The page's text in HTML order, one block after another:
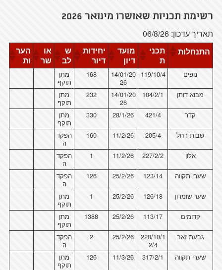
רשימת תכניות שאושרו מינואר 2026
תאריך עדכון: 06/8/26
התנחלות
תכני
ת
מועד
דיון
יחידות
דיור
ש
לב
או
שר
הער
ות
נופים 119/10/4
14/01/20
26
168
מתן
תוקף
מבוא דותן
104/2/1
14/01/20
26
232
מתן
תוקף
קדר
421/4
28/1/26
330
מתן
תוקף
שבות רחל
205/4
11/2/26
160
הפקד
ה
אלון
227/2/2
11/2/26
1
הפקד
ה
שערי תקווה
123/14
25/2/26
126
הפקד
ה
שער שומרון
126/18
25/2/26
1
מתן
תוקף
קדומים
113/17
25/2/26
1388
מתן
תוקף
גבעת זאב
220/10/1
2/4
25/2/26
2
הפקד
ה
שערי תקווה
317/2/1
11/3/26
126
מתן
תוקף